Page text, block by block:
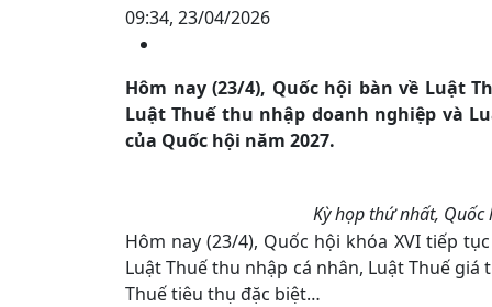
09:34, 23/04/2026
Hôm nay (23/4), Quốc hội bàn về Luật
Luật Thuế thu nhập doanh nghiệp và
của Quốc hội năm 2027.
Kỳ họp thứ nhất, Quốc
Hôm nay (23/4), Quốc hội khóa XVI tiếp
Luật Thuế thu nhập cá nhân, Luật Thuế
Thuế tiêu thụ đặc biệt…